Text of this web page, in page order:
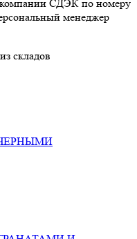
компании СДЭК по номеру
менеджер
складов